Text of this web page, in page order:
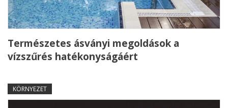
Természetes ásványi megoldások a
vízszűrés hatékonyságáért
KÖRNYEZET